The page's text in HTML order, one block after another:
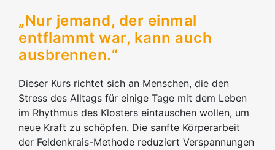
„Nur jemand, der einmal
entflammt war, kann auch
ausbrennen.“
Dieser Kurs richtet sich an Menschen, die den
Stress des Alltags für einige Tage mit dem Leben
im Rhythmus des Klosters eintauschen wollen, um
neue Kraft zu schöpfen. Die sanfte Körperarbeit
der Feldenkrais-Methode reduziert Verspannungen